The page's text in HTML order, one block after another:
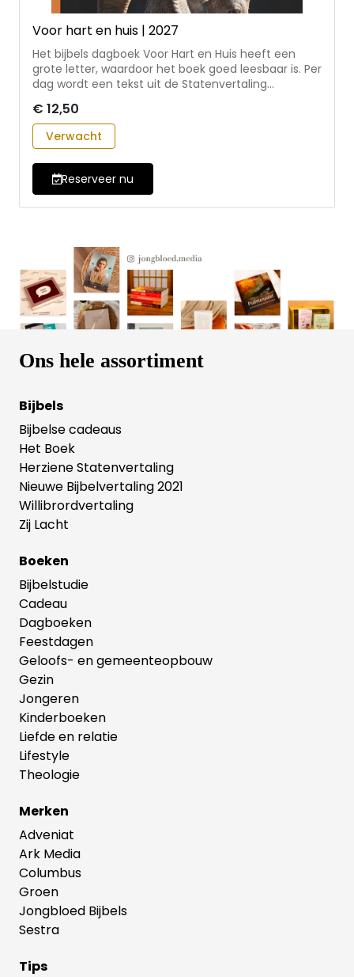
Voor hart en huis | 2027
Het bijbels dagboek Voor Hart en Huis heeft een
grote letter, waardoor het boek goed leesbaar is. Per
dag wordt een tekst uit de Statenvertaling
zingen Psalm uit de berijming 1773 opgegeven. •
dagboek voor twaalf maanden, waarin iedere
maand één bijbelboek wordt behandeld (met
waarvoor een vrije tekstkeuze is) Medewerkers aan
deze uitgave zijn: ds. A. van Heteren, ds. M. Baan, ds.
D.J. Budding, ds. H. Polinder en drs. J.P. Proos.
€ 12,50
Verwacht
Reserveer nu
Ons hele assortiment
Bijbels
Bijbelse cadeaus
Het Boek
Herziene Statenvertaling
Nieuwe Bijbelvertaling 2021
Willibrordvertaling
Zij Lacht
Boeken
Bijbelstudie
Cadeau
Dagboeken
Feestdagen
Geloofs- en gemeenteopbouw
Gezin
Jongeren
Kinderboeken
Liefde en relatie
Lifestyle
Theologie
Merken
Adveniat
Ark Media
Columbus
Groen
Jongbloed Bijbels
Sestra
Tips